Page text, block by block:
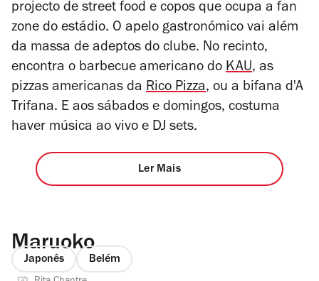
projecto de street food e copos que ocupa a fan
zone do estádio. O apelo gastronómico vai além
da massa de adeptos do clube. No recinto,
encontra o barbecue americano do KAU, as
pizzas americanas da Rico Pizza, ou a bifana d'A
Trifana. E aos sábados e domingos, costuma
haver música ao vivo e DJ sets.
Ler Mais
Maruoko
Japonês Belém